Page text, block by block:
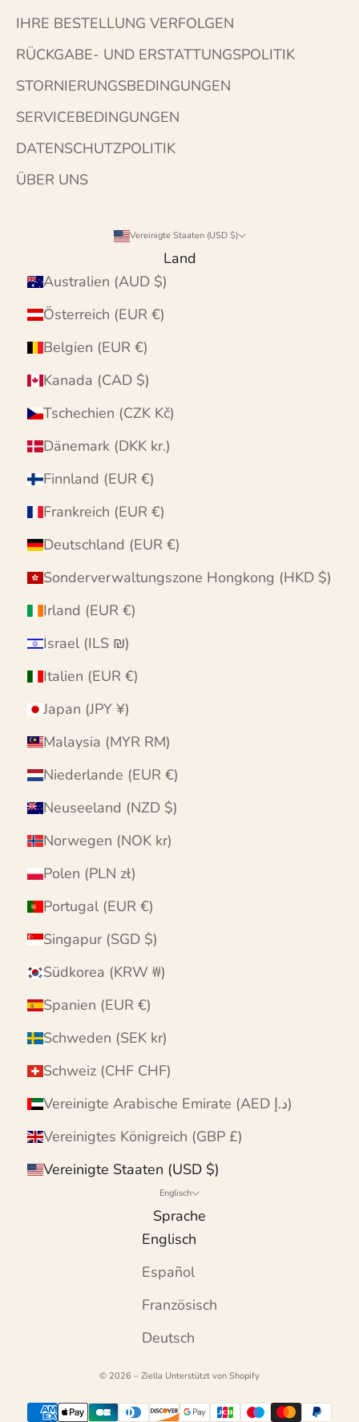
IHRE BESTELLUNG VERFOLGEN
RÜCKGABE- UND ERSTATTUNGSPOLITIK
STORNIERUNGSBEDINGUNGEN
SERVICEBEDINGUNGEN
DATENSCHUTZPOLITIK
ÜBER UNS
Vereinigte Staaten (USD $)
Land
Australien (AUD $)
Österreich (EUR €)
Belgien (EUR €)
Kanada (CAD $)
Tschechien (CZK Kč)
Dänemark (DKK kr.)
Finnland (EUR €)
Frankreich (EUR €)
Deutschland (EUR €)
Sonderverwaltungszone Hongkong (HKD $)
Irland (EUR €)
Israel (ILS ₪)
Italien (EUR €)
Japan (JPY ¥)
Malaysia (MYR RM)
Niederlande (EUR €)
Neuseeland (NZD $)
Norwegen (NOK kr)
Polen (PLN zł)
Portugal (EUR €)
Singapur (SGD $)
Südkorea (KRW ₩)
Spanien (EUR €)
Schweden (SEK kr)
Schweiz (CHF CHF)
Vereinigte Arabische Emirate (AED د.إ)
Vereinigtes Königreich (GBP £)
Vereinigte Staaten (USD $)
Englisch
Sprache
Englisch
Español
Französisch
Deutsch
© 2026 – Ziella Unterstützt von Shopify